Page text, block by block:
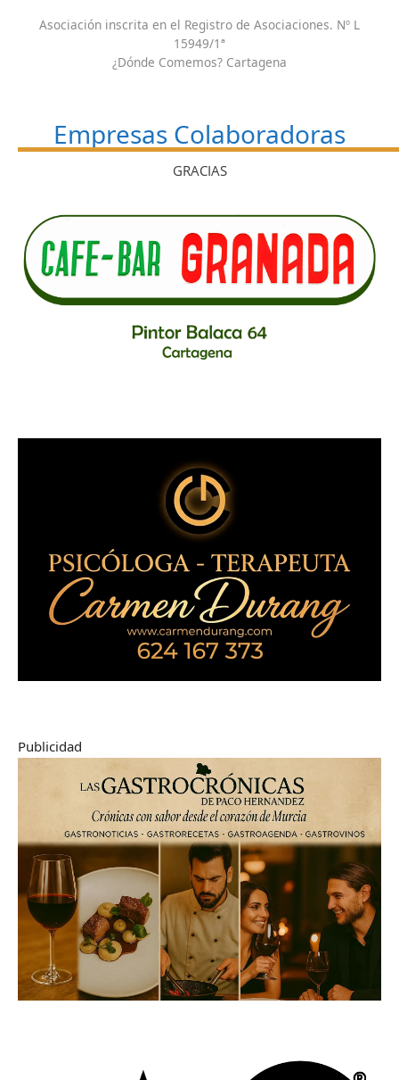
Asociación inscrita en el Registro de Asociaciones. Nº L
15949/1ª
¿Dónde Comemos? Cartagena
Empresas Colaboradoras
GRACIAS
Publicidad